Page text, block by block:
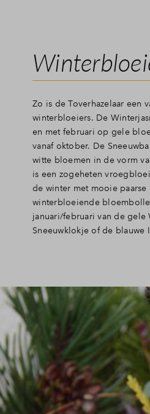
Zo is de Toverhazelaar een
winterbloeiers. De
en met februari op gele
vanaf oktober. De
witte bloemen in de vorm
is een zogeheten
de winter met mooie
winterbloeiende
januari/februari van de gele
Sneeuwklokje of de blauwe